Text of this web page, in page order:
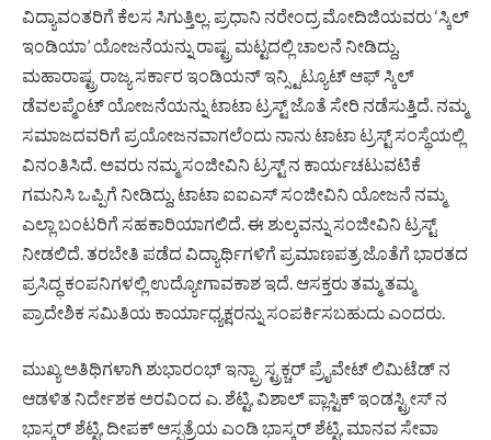
ವಿದ್ಯಾವಂತರಿಗೆ ಕೆಲಸ ಸಿಗುತ್ತಿಲ್ಲ. ಪ್ರಧಾನಿ ನರೇಂದ್ರ ಮೋದಿಜಿಯವರು ‘ಸ್ಕಿಲ್
ಇಂಡಿಯಾ’ ಯೋಜನೆಯನ್ನು ರಾಷ್ಟ್ರ ಮಟ್ಟದಲ್ಲಿ ಚಾಲನೆ ನೀಡಿದ್ದು,
ಮಹಾರಾಷ್ಟ್ರ ರಾಜ್ಯ ಸರ್ಕಾರ ಇಂಡಿಯನ್ ಇನ್ಸ್ಟಿಟ್ಯೂಟ್ ಆಫ್ ಸ್ಕಿಲ್
ಡೆವಲಪ್ಮೆಂಟ್ ಯೋಜನೆಯನ್ನು ಟಾಟಾ ಟ್ರಸ್ಟ್ ಜೊತೆ ಸೇರಿ ನಡೆಸುತ್ತಿದೆ. ನಮ್ಮ
ಸಮಾಜದವರಿಗೆ ಪ್ರಯೋಜನವಾಗಲೆಂದು ನಾನು ಟಾಟಾ ಟ್ರಸ್ಟ್ ಸಂಸ್ಥೆಯಲ್ಲಿ
ವಿನಂತಿಸಿದೆ. ಅವರು ನಮ್ಮ ಸಂಜೀವಿನಿ ಟ್ರಸ್ಟ್ ನ ಕಾರ್ಯಚಟುವಟಿಕೆ
ಗಮನಿಸಿ ಒಪ್ಪಿಗೆ ನೀಡಿದ್ದು, ಟಾಟಾ ಐಐಎಸ್ ಸಂಜೀವಿನಿ ಯೋಜನೆ ನಮ್ಮ
ಎಲ್ಲಾ ಬಂಟರಿಗೆ ಸಹಕಾರಿಯಾಗಲಿದೆ. ಈ ಶುಲ್ಕವನ್ನು ಸಂಜೀವಿನಿ ಟ್ರಸ್ಟ್
ನೀಡಲಿದೆ. ತರಬೇತಿ ಪಡೆದ ವಿದ್ಯಾರ್ಥಿಗಳಿಗೆ ಪ್ರಮಾಣಪತ್ರ ಜೊತೆಗೆ ಭಾರತದ
ಪ್ರಸಿದ್ಧ ಕಂಪನಿಗಳಲ್ಲಿ ಉದ್ಯೋಗಾವಕಾಶ ಇದೆ. ಆಸಕ್ತರು ತಮ್ಮ ತಮ್ಮ
ಪ್ರಾದೇಶಿಕ ಸಮಿತಿಯ ಕಾರ್ಯಾಧ್ಯಕ್ಷರನ್ನು ಸಂಪರ್ಕಿಸಬಹುದು ಎಂದರು.
ಮುಖ್ಯ ಅತಿಥಿಗಳಾಗಿ ಶುಭಾರಂಭ್ ಇನ್ಫ್ರಾ ಸ್ಟ್ರಕ್ಚರ್ ಪ್ರೈವೇಟ್ ಲಿಮಿಟೆಡ್ ನ
ಆಡಳಿತ ನಿರ್ದೇಶಕ ಅರವಿಂದ ಎ. ಶೆಟ್ಟಿ, ವಿಶಾಲ್ ಪ್ಲಾಸ್ಟಿಕ್ ಇಂಡಸ್ಟ್ರೀಸ್ ನ
ಭಾಸ್ಕರ್ ಶೆಟ್ಟಿ, ದೀಪಕ್ ಆಸ್ಪತ್ರೆಯ ಎಂಡಿ ಭಾಸ್ಕರ್ ಶೆಟ್ಟಿ, ಮಾನವ ಸೇವಾ